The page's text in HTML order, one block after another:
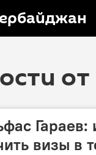
от
визы в